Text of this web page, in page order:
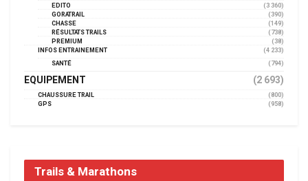
EDITO
(3 360)
GORATRAIL
(390)
CHASSE
(149)
RÉSULTATS TRAILS
(738)
PREMIUM
(38)
INFOS ENTRAINEMENT
(4 233)
SANTÉ
(794)
EQUIPEMENT (2 693)
CHAUSSURE TRAIL
(800)
GPS
(958)
Trails & Marathons